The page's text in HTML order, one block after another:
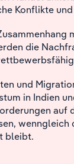
Konflikte
die
und
in Indien
auf
wenngleich
bleibt.